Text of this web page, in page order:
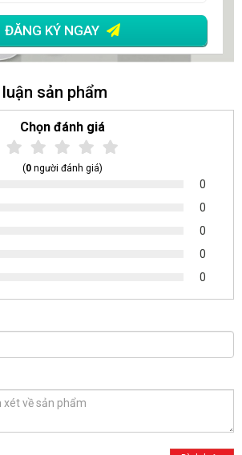
ĐĂNG KÝ NGAY
sản phẩm
Chọn đánh giá
(0 người đánh giá)
0
0
0
0
0